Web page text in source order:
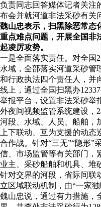
负责同志回答媒体记者关注
布会并就河道非法采砂有关
魏山忠表示，扫黑除恶常态
重点难点问题，开展全国非
起凌厉攻势。
一是全面落实责任。对全国
水域，全部落实河道采砂管
和行政执法四个责任人，并
线上，通过全国扫黑办
举报平台，设置非法采砂举
外夜间视频监管系统建设，
河段、水域、人员、船舶，
上下联动、互为支援的动
合作战。针对“三无”“隐形”
信、市场监管等有关部门，
业主、采砂船舶和机具、堆
针对交界的河段，省际间联
立区域联动机制，由“一家独
魏山忠说，通过有力措施，